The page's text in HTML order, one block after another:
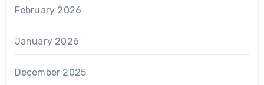
February 2026
January 2026
December 2025